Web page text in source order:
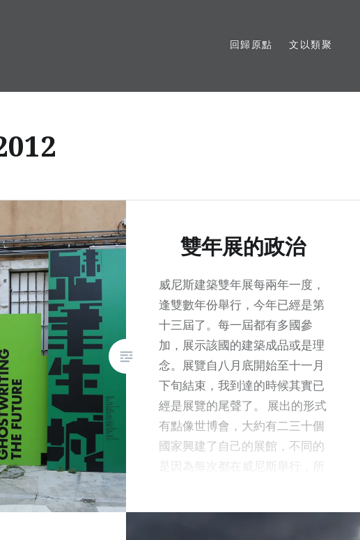
回歸原點 文以類聚
雙年展的政治
威尼斯建築雙年展每兩年一度，
逢雙數年份舉行，今年已經是第
十三屆了。每一屆都有多國參
加，展示該國的建築成品或是理
念。展覽自八月底開始至十一月
下旬結束，我到達的時候其實已
經是展覽的尾聲了。 展出的形式
有點像世博會，大約有二三十個
國家興建了自己的展館，不同的
是因為每次都在威尼斯舉行，所